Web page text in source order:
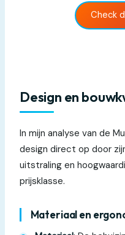
Check
Design en
In mijn analyse van de
design direct op door
uitstraling en
prijsklasse.
Materiaal en